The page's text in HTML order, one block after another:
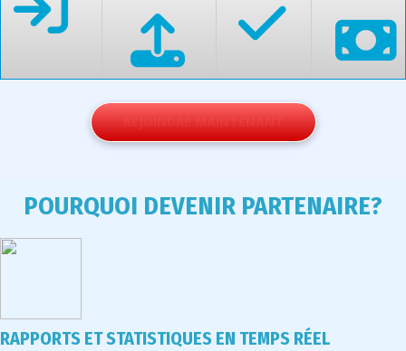
REJOINDRE MAINTENANT
POURQUOI DEVENIR PARTENAIRE?
RAPPORTS ET STATISTIQUES EN TEMPS RÉEL